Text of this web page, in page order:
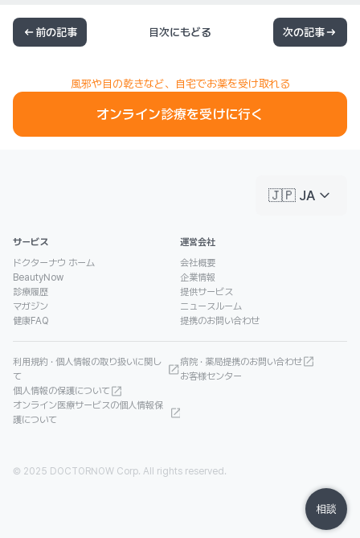
前の記事 目次にもどる 次の記事
風邪や目の乾きなど、自宅でお薬を受け取れる
オンライン診療を受けに行く
🇯🇵 JA keyboard_arrow_down
サービス
ドクターナウ ホーム
BeautyNow
診療履歴
マガジン
健康FAQ
運営会社
会社概要
企業情報
提供サービス
ニュースルーム
提携のお問い合わせ
利用規約 · 個人情報の取り扱いに関し
て
個人情報の保護について
オンライン医療サービスの個人情報保
護について
病院 · 薬局提携のお問い合わせ
お客様センター
© 2025 DOCTORNOW Corp. All rights reserved.
相談